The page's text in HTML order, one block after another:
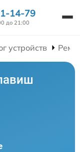
14-79
до 21:00
устройств